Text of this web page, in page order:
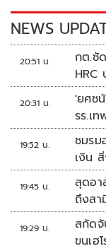
k k
NEWS
20:51 น.
กต.ซั
HRC
20:31 น.
'ยศช
รร.เ
19:52 น.
ชมรม
เงิน
บ้านห
19:45 น.
สุดอ
ถึงสา
19:29 น.
สกัดจั
ขนเฮ